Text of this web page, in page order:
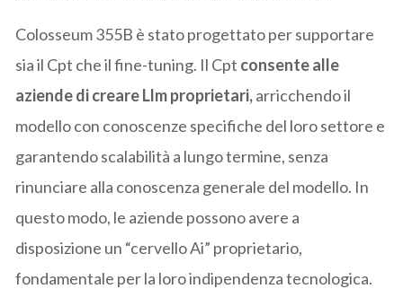
Colosseum 355B è stato progettato per supportare
sia il Cpt che il fine-tuning. Il Cpt consente alle
aziende di creare Llm proprietari,arricchendo il
modello con conoscenze specifiche del loro settore e
garantendo scalabilità a lungo termine, senza
rinunciare alla conoscenza generale del modello. In
questo modo, le aziende possono avere a
disposizione un “cervello Ai” proprietario,
fondamentale per la loro indipendenza tecnologica.